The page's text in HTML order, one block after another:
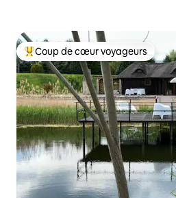
Coups de cœur voyageurs les
Coup de cœur voyageurs